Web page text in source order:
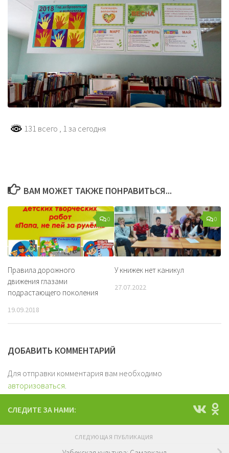
131 всего , 1 за сегодня
ВАМ МОЖЕТ ТАКЖЕ ПОНРАВИТЬСЯ...
0
Правила дорожного
движения глазами
подрастающего поколения
19.09.2018
0
У книжек нет каникул
27.07.2022
ДОБАВИТЬ КОММЕНТАРИЙ
Для отправки комментария вам необходимо
авторизоваться.
СЛЕДИТЕ ЗА НАМИ:
СЛЕДУЮЩАЯ ПУБЛИКАЦИЯ